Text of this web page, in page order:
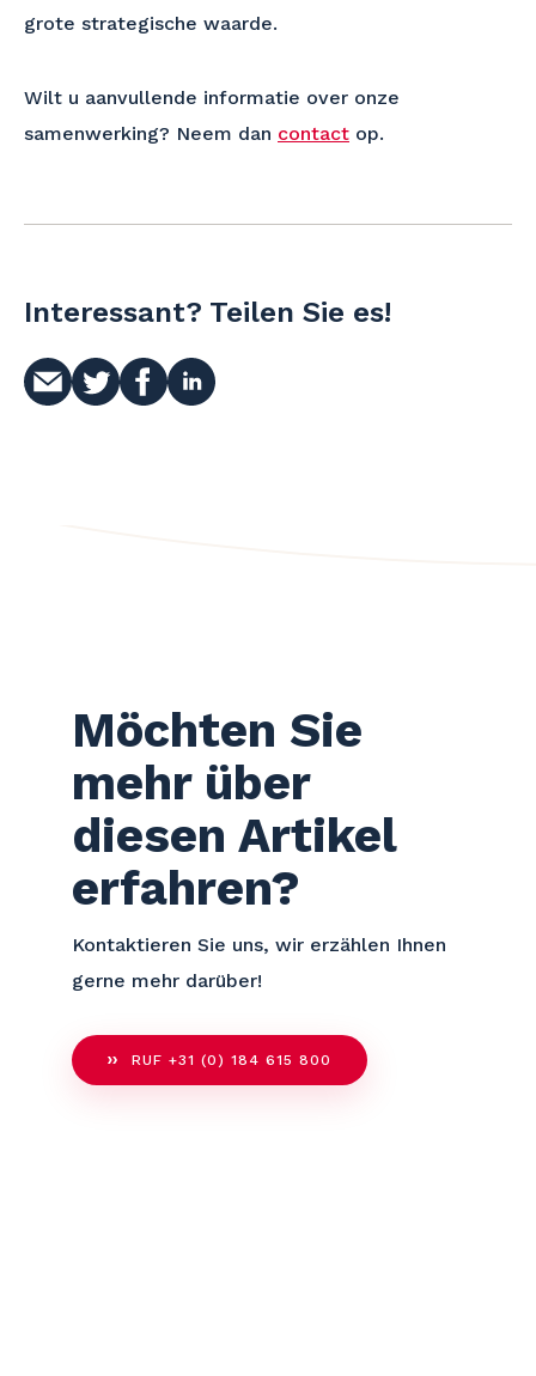
grote strategische waarde.
Wilt u aanvullende informatie over onze
samenwerking? Neem dan contact op.
Interessant? Teilen Sie es!
Möchten Sie
mehr über
diesen Artikel
erfahren?
Kontaktieren Sie uns, wir erzählen Ihnen
gerne mehr darüber!
RUF +31 (0) 184 615 800